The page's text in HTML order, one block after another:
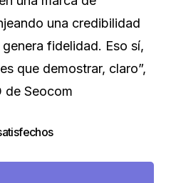
una credibilidad
fidelidad. Eso sí,
que demostrar, claro”,
de Seocom